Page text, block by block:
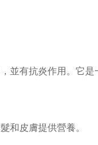
並有抗炎作用。它
和皮膚提供營養。